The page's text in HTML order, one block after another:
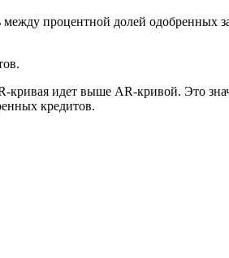
между процентной долей одобренных
кривая идет выше AR-кривой. Это
кредитов.